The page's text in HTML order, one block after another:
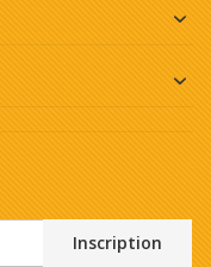
Inscription